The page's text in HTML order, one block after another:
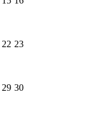
22 23
29 30